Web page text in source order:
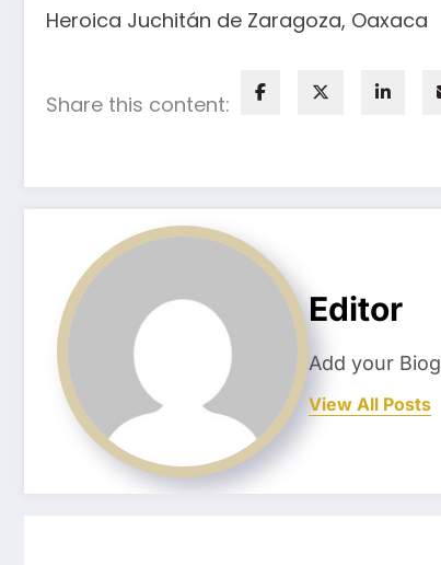
Heroica Juchitán de Zaragoza, Oaxaca
Share this content:
Editor
Add your
View All Posts